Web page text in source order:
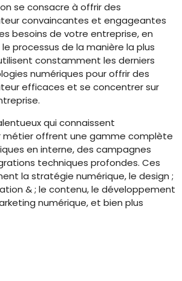
se consacre à offrir des
convaincantes et engageantes
besoins de votre entreprise, en
processus de la manière la plus
constamment les derniers
numériques pour offrir des
efficaces et se concentrer sur
qui connaissent
métier offrent une gamme complète
en interne, des campagnes
techniques profondes. Ces
la stratégie numérique, le design ;
& ; le contenu, le développement
numérique, et bien plus